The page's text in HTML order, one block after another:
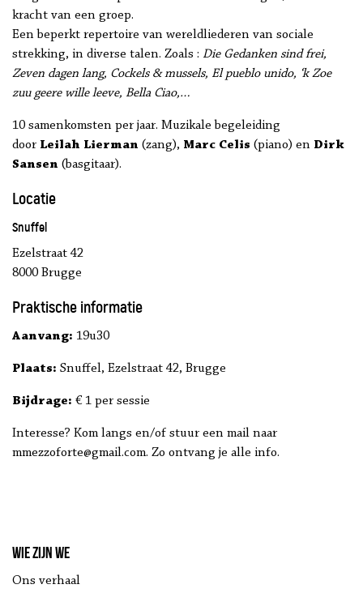
kracht van een groep.
Een beperkt repertoire van wereldliederen van sociale
strekking, in diverse talen. Zoals : Die Gedanken sind frei,
Zeven dagen lang, Cockels & mussels, El pueblo unido, ‘k Zoe
zuu geere wille leeve, Bella Ciao,…
10 samenkomsten per jaar. Muzikale begeleiding
door Leilah Lierman (zang), Marc Celis (piano) en Dirk
Sansen (basgitaar).
Locatie
Snuffel
Ezelstraat 42
8000 Brugge
Praktische informatie
Aanvang: 19u30
Plaats: Snuffel, Ezelstraat 42, Brugge
Bijdrage: € 1 per sessie
Interesse? Kom langs en/of stuur een mail naar
mmezzoforte@gmail.com. Zo ontvang je alle info.
Wie zijn we
Ons verhaal